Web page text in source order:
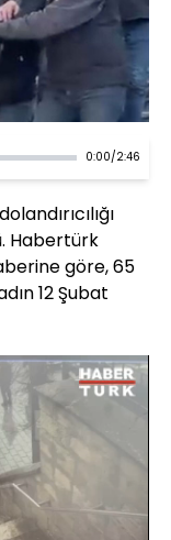
0:00/2:46
Habertürk
göre, 65
12 Şubat